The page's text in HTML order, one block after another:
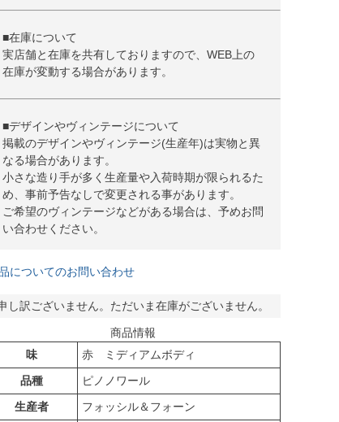
■在庫について
実店舗と在庫を共有しておりますので、WEB上の
在庫が変動する場合があります。
■デザインやヴィンテージについて
掲載のデザインやヴィンテージ(生産年)は実物と異
なる場合があります。
小さな造り手が多く生産量や入荷時期が限られるた
め、事前予告なしで変更される事があります。
ご希望のヴィンテージなどがある場合は、予めお問
い合わせください。
についてのお問い合わせ
し訳ございません。ただいま在庫がございません。
商品情報
味
赤 ミディアムボディ
品種
ピノノワール
生産者
フォッシル＆フォーン